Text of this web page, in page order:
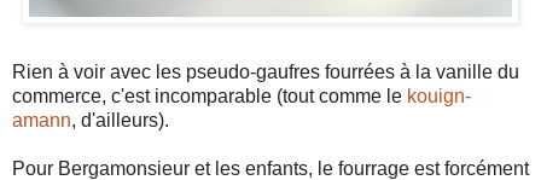
Rien à voir avec les pseudo-gaufres fourrées à la vanille du
commerce, c'est incomparable (tout comme le kouign-
amann, d'ailleurs).
Pour Bergamonsieur et les enfants, le fourrage est forcément